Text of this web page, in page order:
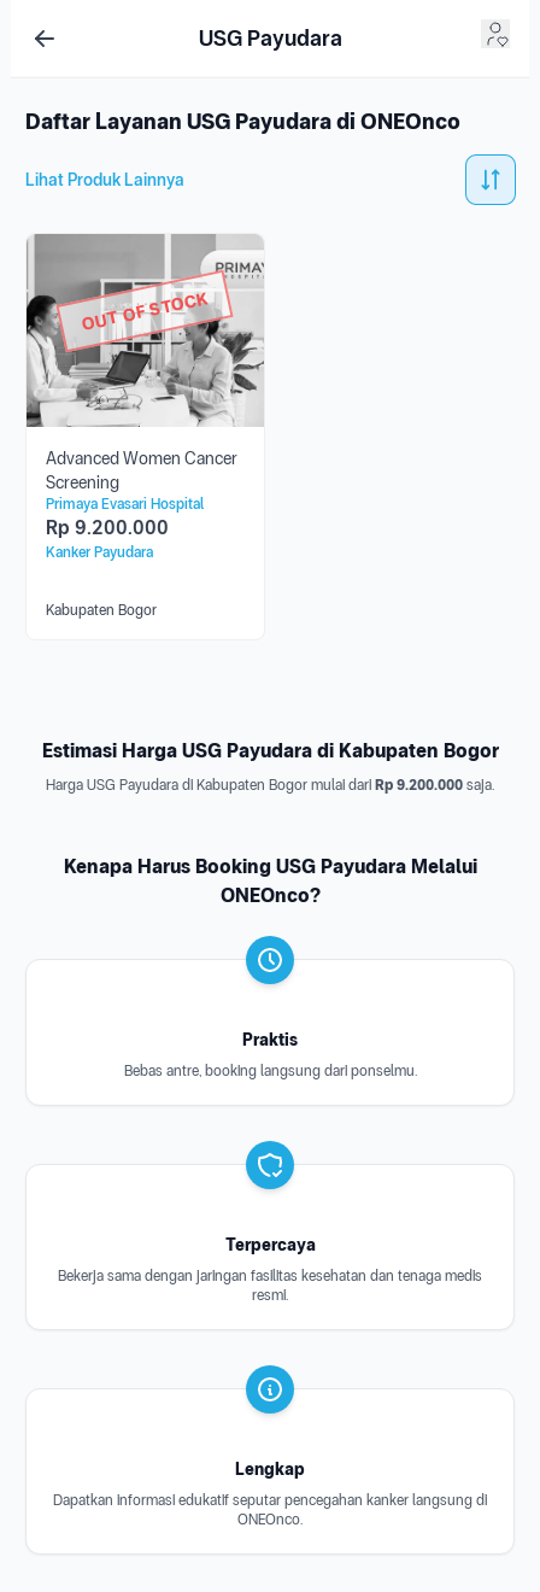
USG Payudara
Daftar Layanan USG Payudara di ONEOnco
Lihat Produk Lainnya
OUT OF STOCK
Advanced Women Cancer
Screening
Primaya Evasari Hospital
Rp 9.200.000
Kanker Payudara
Kabupaten Bogor
Estimasi Harga USG Payudara di Kabupaten Bogor
Harga USG Payudara di Kabupaten Bogor mulai dari Rp 9.200.000 saja.
Kenapa Harus Booking USG Payudara Melalui
ONEOnco?
Praktis
Bebas antre, booking langsung dari ponselmu.
Terpercaya
Bekerja sama dengan jaringan fasilitas kesehatan dan tenaga medis
resmi.
Lengkap
Dapatkan informasi edukatif seputar pencegahan kanker langsung di
ONEOnco.